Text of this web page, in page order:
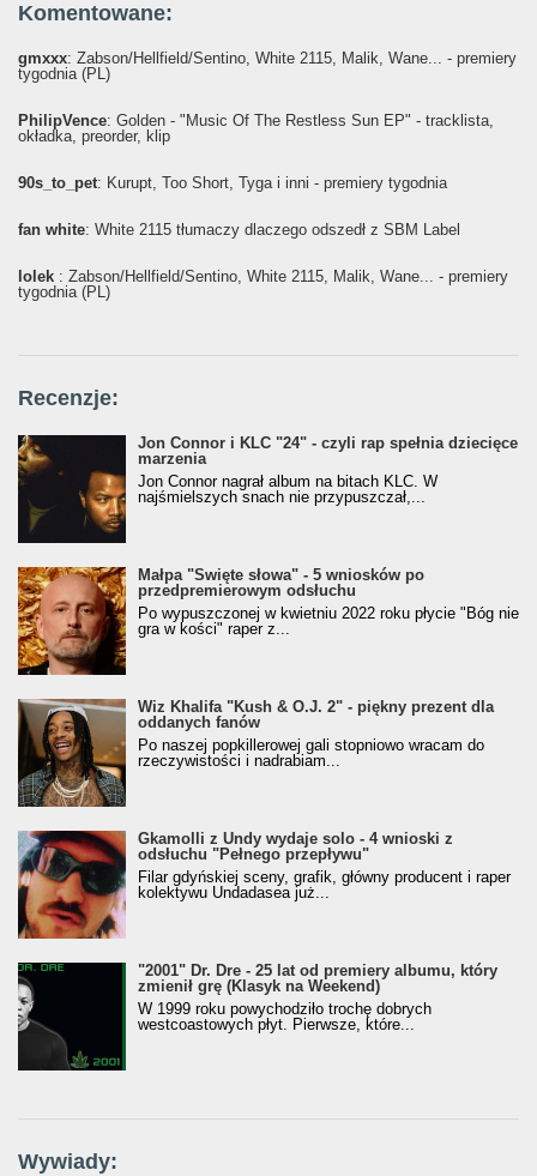
Komentowane:
gmxxx: Żabson/Hellfield/Sentino, White 2115, Malik, Wane... - premiery
tygodnia (PL)
PhilipVence: Golden - "Music Of The Restless Sun EP" - tracklista,
okładka, preorder, klip
90s_to_pet: Kurupt, Too Short, Tyga i inni - premiery tygodnia
fan white: White 2115 tłumaczy dlaczego odszedł z SBM Label
lolek : Żabson/Hellfield/Sentino, White 2115, Malik, Wane... - premiery
tygodnia (PL)
Recenzje:
Jon Connor i KLC "24" - czyli rap spełnia dziecięce
marzenia
Jon Connor nagrał album na bitach KLC. W
najśmielszych snach nie przypuszczał,...
Małpa "Święte słowa" - 5 wniosków po
przedpremierowym odsłuchu
Po wypuszczonej w kwietniu 2022 roku płycie "Bóg nie
gra w kości" raper z...
Wiz Khalifa "Kush & O.J. 2" - piękny prezent dla
oddanych fanów
Po naszej popkillerowej gali stopniowo wracam do
rzeczywistości i nadrabiam...
Gkamolli z Undy wydaje solo - 4 wnioski z
odsłuchu "Pełnego przepływu"
Filar gdyńskiej sceny, grafik, główny producent i raper
kolektywu Undadasea już...
"2001" Dr. Dre - 25 lat od premiery albumu, który
zmienił grę (Klasyk na Weekend)
W 1999 roku powychodziło trochę dobrych
westcoastowych płyt. Pierwsze, które...
Wywiady: